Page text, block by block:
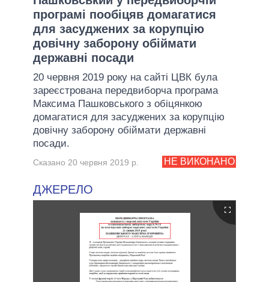
програмі пообіцяв домагатися
для засуджених за корупцію
довічну заборону обіймати
державні посади
20 червня 2019 року на сайті ЦВК була
зареєстрована передвиборча програма
Максима Пашковського з обіцянкою
домагатися для засуджених за корупцію
довічну заборону обіймати державні
посади.
НЕ ВИКОНАНО
Сказано 20 червня 2019 р.
ДЖЕРЕЛО